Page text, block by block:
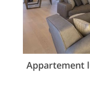
Appartement